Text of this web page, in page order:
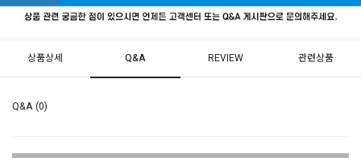
상품상세 Q&A REVIEW 관련상품
Q&A (0)